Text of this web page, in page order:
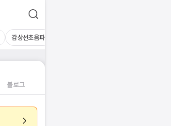
갑상선초음파
블로그